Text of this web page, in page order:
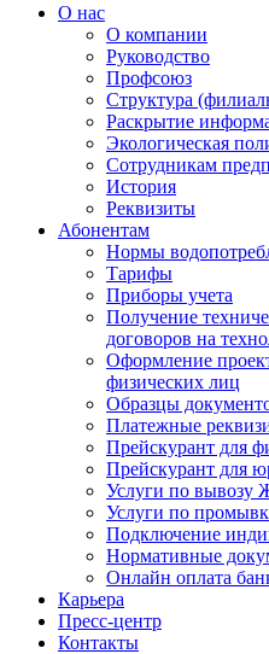
О нас
О компании
Руководство
Профсоюз
Структура
Раскрытие
Экологическая
Сотрудникам
История
Реквизиты
Абонентам
Нормы
Тарифы
Приборы учета
Получение
договоров на
Оформление
физических лиц
Образцы
Платежные
Прейскурант для
Прейскурант для
Услуги по вывозу
Услуги по
Подключение
Нормативные
Онлайн оплата
Карьера
Пресс-центр
Контакты